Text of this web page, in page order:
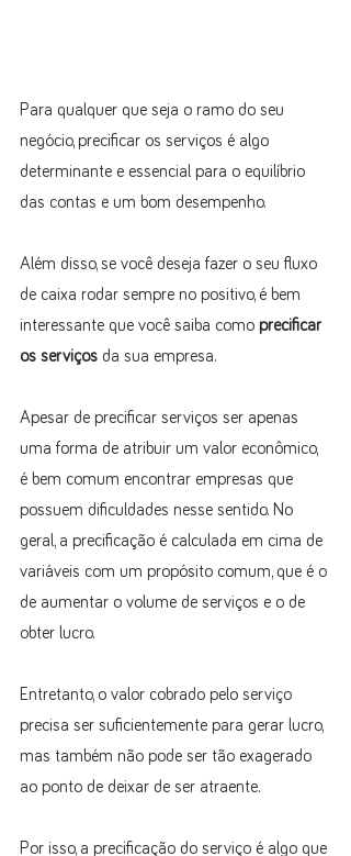
Para qualquer que seja o ramo do seu
negócio, precificar os serviços é algo
determinante e essencial para o equilíbrio
das contas e um bom desempenho.
Além disso, se você deseja fazer o seu fluxo
de caixa rodar sempre no positivo, é bem
interessante que você saiba como precificar
os serviços da sua empresa.
Apesar de precificar serviços ser apenas
uma forma de atribuir um valor econômico,
é bem comum encontrar empresas que
possuem dificuldades nesse sentido. No
geral, a precificação é calculada em cima de
variáveis com um propósito comum, que é o
de aumentar o volume de serviços e o de
obter lucro.
Entretanto, o valor cobrado pelo serviço
precisa ser suficientemente para gerar lucro,
mas também não pode ser tão exagerado
ao ponto de deixar de ser atraente.
Por isso, a precificação do serviço é algo que